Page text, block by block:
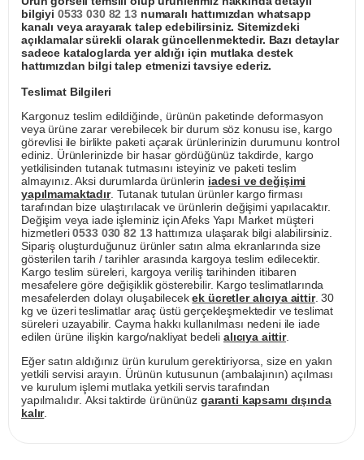
bilgiyi 0533 030 82 13numaralı hattımızdan whatsapp
kanalı veya arayarak talep edebilirsiniz. Sitemizdeki
açıklamalar sürekli olarak güncellenmektedir. Bazı detaylar
sadece kataloglarda yer aldığı için mutlaka destek
hattımızdan bilgi talep etmenizi tavsiye ederiz.
Teslimat Bilgileri
Kargonuz teslim edildiğinde, ürünün paketinde deformasyon
veya ürüne zarar verebilecek bir durum söz konusu ise, kargo
görevlisi ile birlikte paketi açarak ürünlerinizin durumunu kontrol
ediniz. Ürünlerinizde bir hasar gördüğünüz takdirde, kargo
yetkilisinden tutanak tutmasını isteyiniz ve paketi teslim
almayınız. Aksi durumlarda ürünlerin iadesi ve değişimi
yapılmamaktadır. Tutanak tutulan ürünler kargo firması
tarafından bize ulaştırılacak ve ürünlerin değişimi yapılacaktır.
Değişim veya iade işleminiz için Afeks Yapı Market müşteri
hizmetleri0533 030 82 13hattımıza ulaşarak bilgi alabilirsiniz.
Sipariş oluşturduğunuz ürünler satın alma ekranlarında size
gösterilen tarih / tarihler arasında kargoya teslim edilecektir.
Kargo teslim süreleri, kargoya veriliş tarihinden itibaren
mesafelere göre değişiklik gösterebilir. Kargo teslimatlarında
mesafelerden dolayı oluşabilecekek ücretler alıcıya aittir. 30
kg ve üzeri teslimatlar araç üstü gerçekleşmektedir ve teslimat
süreleri uzayabilir. Cayma hakkı kullanılması nedeni ile iade
edilen ürüne ilişkin kargo/nakliyat bedeli alıcıya aittir.
Eğer satın aldığınız ürün kurulum gerektiriyorsa, size en yakın
yetkili servisi arayın. Ürünün kutusunun (ambalajının) açılması
ve kurulum işlemi mutlaka yetkili servis tarafından
yapılmalıdır. Aksi taktirde ürününüz garanti kapsamı dışında
kalır.